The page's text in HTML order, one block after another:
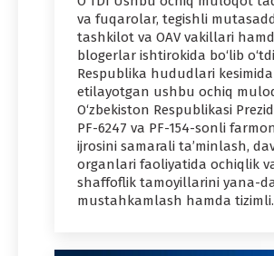
va fuqarolar, tegishli
tashkilot va OAV vakillari
blogerlar ishtirokida bo‘lib
Respublika hududlari
etilayotgan ushbu ochiq
O‘zbekiston Respublikasi
PF-6247 va PF-154-sonli
ijrosini samarali ta’minlash,
organlari faoliyatida ochiqlik
shaffoflik tamoyillarini yana-
mustahkamlash hamda